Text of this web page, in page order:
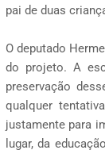
pai de duas
O deputado
do projeto. A
preservação
qualquer
justamente para
lugar, da